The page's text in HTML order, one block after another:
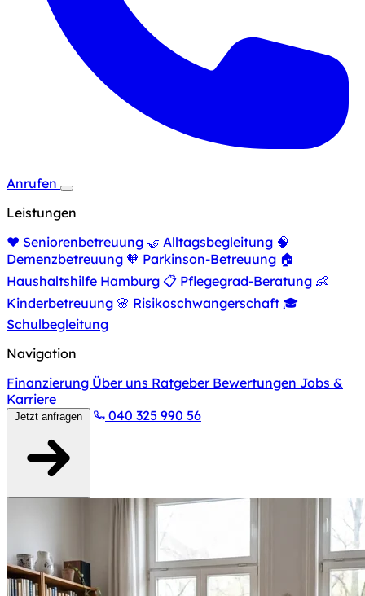
Anrufen
Leistungen
❤️ Seniorenbetreuung 🤝 Alltagsbegleitung 🧠
Demenzbetreuung 🧡 Parkinson-Betreuung 🏠
Haushaltshilfe Hamburg 📋 Pflegegrad-Beratung 👶
Kinderbetreuung 🌸 Risikoschwangerschaft 🎓
Schulbegleitung
Navigation
Finanzierung Über uns Ratgeber Bewertungen Jobs &
Karriere
040 325 990 56